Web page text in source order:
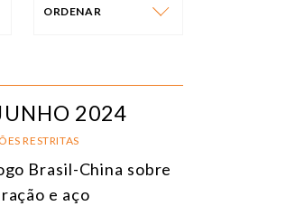
ORDENAR
TEMA
2024
RESTRITAS
Brasil-China sobre
e aço